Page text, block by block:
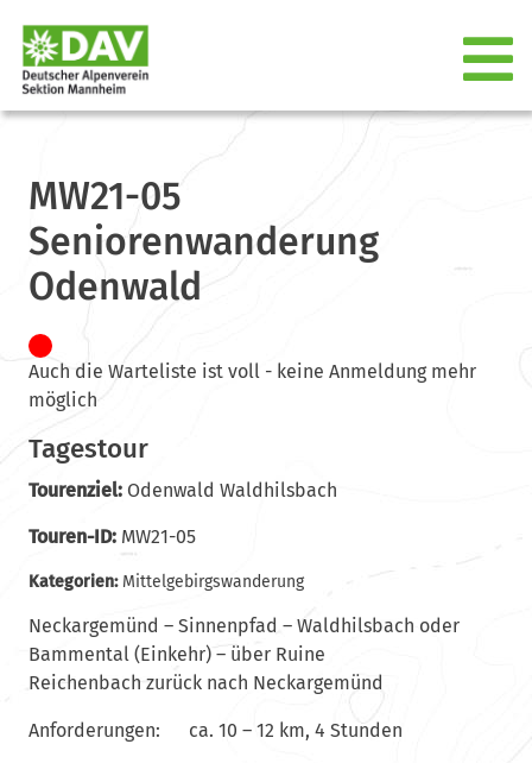
MW21-05
Seniorenwanderung
Odenwald
Auch die Warteliste ist voll - keine Anmeldung mehr
möglich
Tagestour
Tourenziel:Odenwald Waldhilsbach
Touren-ID:MW21-05
Kategorien: Mittelgebirgswanderung
Neckargemünd – Sinnenpfad – Waldhilsbach oder
Bammental (Einkehr) – über Ruine
Reichenbach zurück nach Neckargemünd
Anforderungen: ca. 10 – 12 km, 4 Stunden